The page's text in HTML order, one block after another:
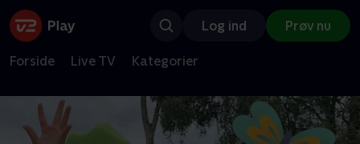
Log ind Prøv nu
Forside Live TV Kategorier